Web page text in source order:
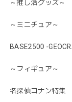
～推し活グッズ～
～ミニチュア～
BASE2500 -
～フィギュア～
名探偵コナン特集